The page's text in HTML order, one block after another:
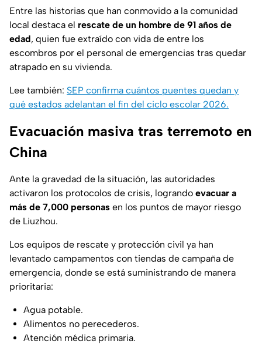
Entre las historias que han conmovido a la comunidad
local destaca el rescate de un hombre de 91 años de
edad, quien fue extraído con vida de entre los
escombros por el personal de emergencias tras quedar
atrapado en su vivienda.
Lee también: SEP confirma cuántos puentes quedan y
qué estados adelantan el fin del ciclo escolar 2026.
Evacuación masiva tras terremoto en
China
Ante la gravedad de la situación, las autoridades
activaron los protocolos de crisis, logrando evacuar a
más de 7,000 personas en los puntos de mayor riesgo
de Liuzhou.
Los equipos de rescate y protección civil ya han
levantado campamentos con tiendas de campaña de
emergencia, donde se está suministrando de manera
prioritaria:
Agua potable.
Alimentos no perecederos.
Atención médica primaria.